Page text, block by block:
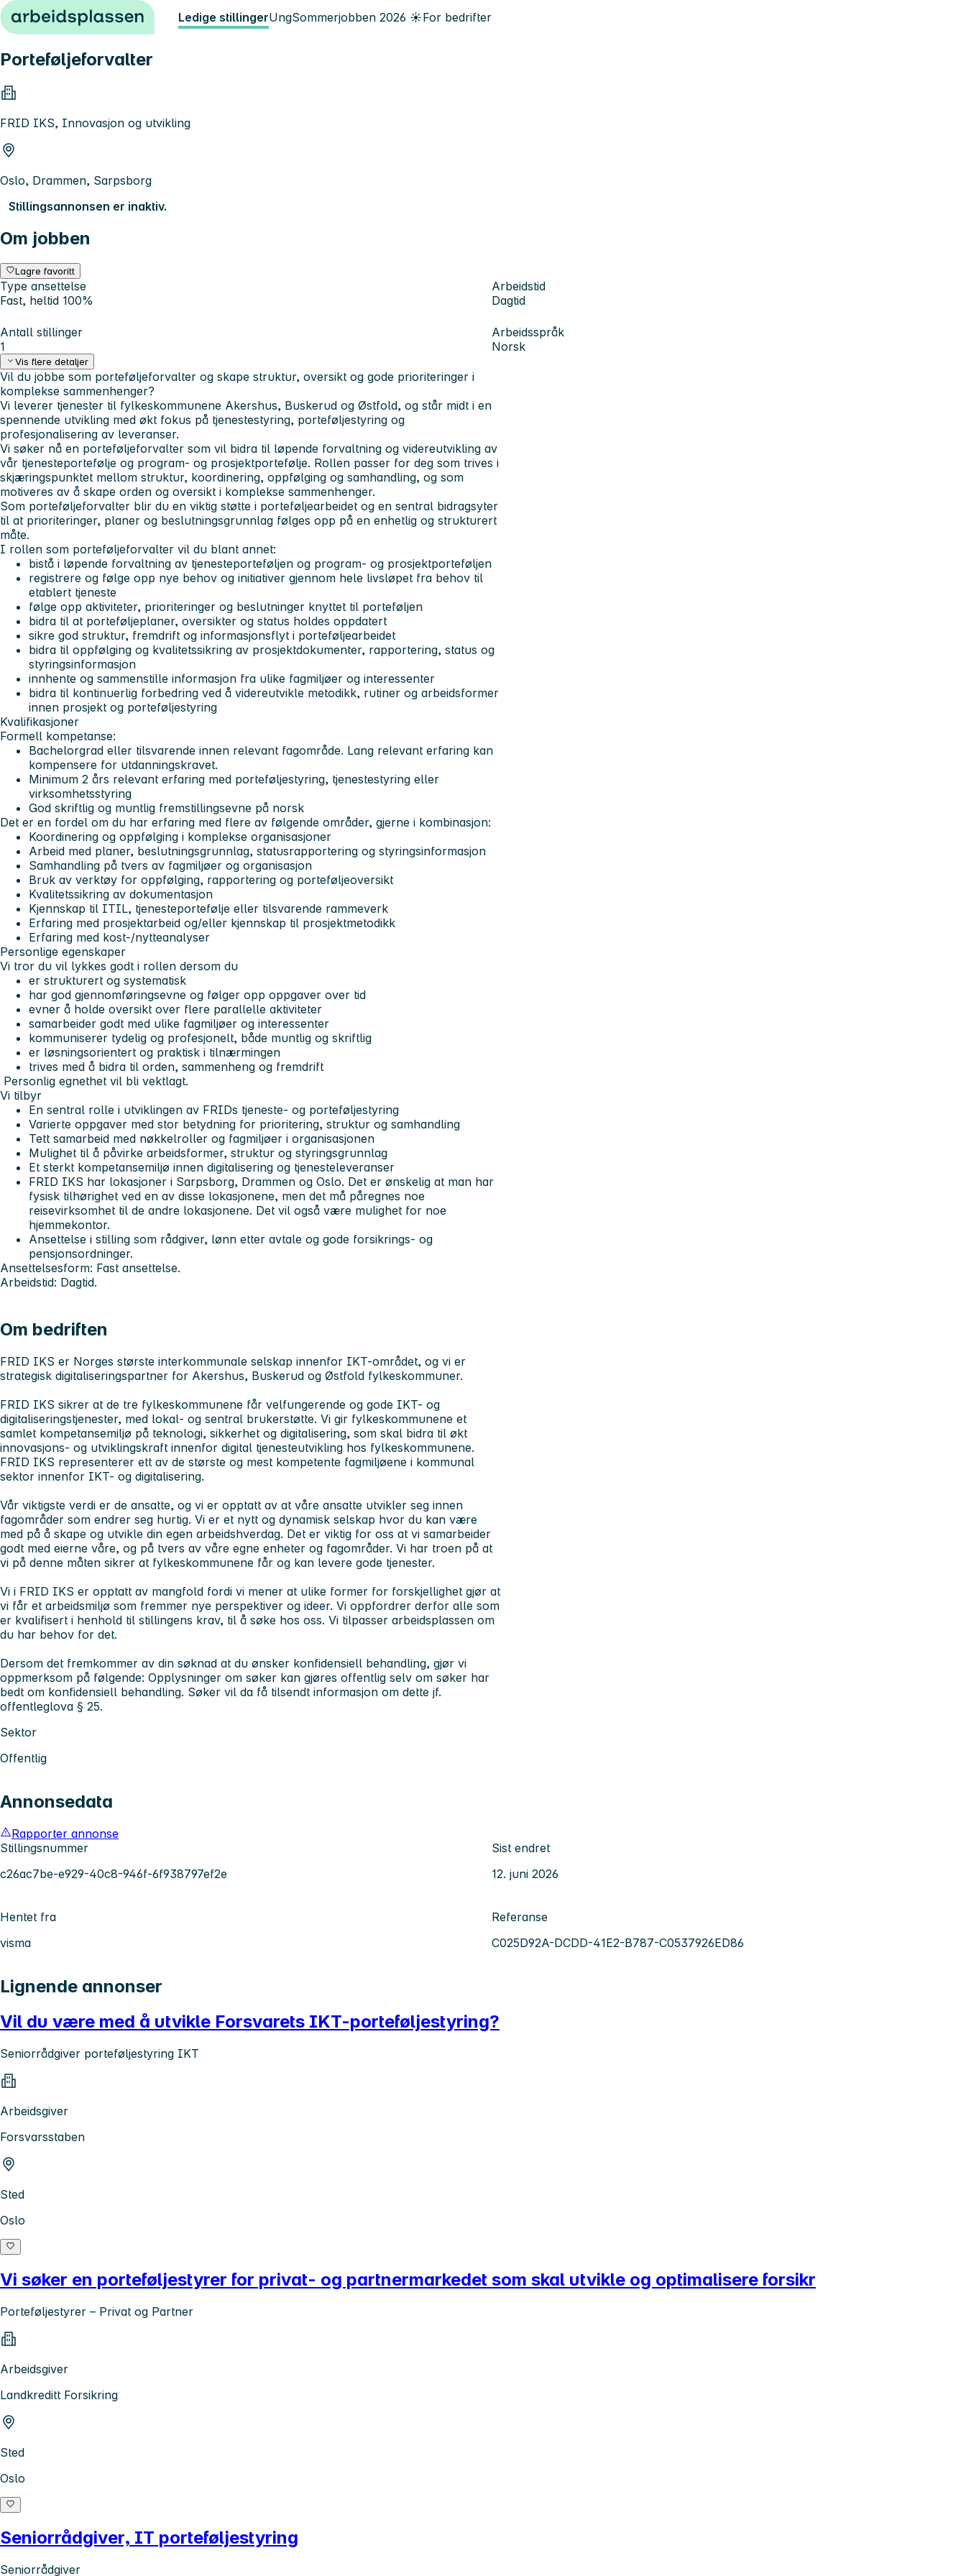
Hopp til innhold Ledige stillingerUngSommerjobben 2026 ☀️For bedrifter
Porteføljeforvalter
FRID IKS, Innovasjon og utvikling
Oslo, Drammen, Sarpsborg
Stillingsannonsen er inaktiv.
Om jobben
Lagre favoritt
Type ansettelse
Fast, heltid 100%
Arbeidstid
Dagtid
Antall stillinger
1
Arbeidsspråk
Norsk
Vis flere detaljer
Vil du jobbe som porteføljeforvalter og skape struktur, oversikt og gode prioriteringer i
komplekse sammenhenger?
Vi leverer tjenester til fylkeskommunene Akershus, Buskerud og Østfold, og står midt i en
spennende utvikling med økt fokus på tjenestestyring, porteføljestyring og
profesjonalisering av leveranser.
Vi søker nå en porteføljeforvalter som vil bidra til løpende forvaltning og videreutvikling av
vår tjenesteportefølje og program- og prosjektportefølje. Rollen passer for deg som trives i
skjæringspunktet mellom struktur, koordinering, oppfølging og samhandling, og som
motiveres av å skape orden og oversikt i komplekse sammenhenger.
Som porteføljeforvalter blir du en viktig støtte i porteføljearbeidet og en sentral bidragsyter
til at prioriteringer, planer og beslutningsgrunnlag følges opp på en enhetlig og strukturert
måte.
I rollen som porteføljeforvalter vil du blant annet:
bistå i løpende forvaltning av tjenesteporteføljen og program- og prosjektporteføljen
registrere og følge opp nye behov og initiativer gjennom hele livsløpet fra behov til
etablert tjeneste
følge opp aktiviteter, prioriteringer og beslutninger knyttet til porteføljen
bidra til at porteføljeplaner, oversikter og status holdes oppdatert
sikre god struktur, fremdrift og informasjonsflyt i porteføljearbeidet
bidra til oppfølging og kvalitetssikring av prosjektdokumenter, rapportering, status og
styringsinformasjon
innhente og sammenstille informasjon fra ulike fagmiljøer og interessenter
bidra til kontinuerlig forbedring ved å videreutvikle metodikk, rutiner og arbeidsformer
innen prosjekt og porteføljestyring
Kvalifikasjoner
Formell kompetanse:
Bachelorgrad eller tilsvarende innen relevant fagområde. Lang relevant erfaring kan
kompensere for utdanningskravet.
Minimum 2 års relevant erfaring med porteføljestyring, tjenestestyring eller
virksomhetsstyring
God skriftlig og muntlig fremstillingsevne på norsk
Det er en fordel om du har erfaring med flere av følgende områder, gjerne i kombinasjon:
Koordinering og oppfølging i komplekse organisasjoner
Arbeid med planer, beslutningsgrunnlag, statusrapportering og styringsinformasjon
Samhandling på tvers av fagmiljøer og organisasjon
Bruk av verktøy for oppfølging, rapportering og porteføljeoversikt
Kvalitetssikring av dokumentasjon
Kjennskap til ITIL, tjenesteportefølje eller tilsvarende rammeverk
Erfaring med prosjektarbeid og/eller kjennskap til prosjektmetodikk
Erfaring med kost-/nytteanalyser
Personlige egenskaper
Vi tror du vil lykkes godt i rollen dersom du
er strukturert og systematisk
har god gjennomføringsevne og følger opp oppgaver over tid
evner å holde oversikt over flere parallelle aktiviteter
samarbeider godt med ulike fagmiljøer og interessenter
kommuniserer tydelig og profesjonelt, både muntlig og skriftlig
er løsningsorientert og praktisk i tilnærmingen
trives med å bidra til orden, sammenheng og fremdrift
Personlig egnethet vil bli vektlagt.
Vi tilbyr
En sentral rolle i utviklingen av FRIDs tjeneste- og porteføljestyring
Varierte oppgaver med stor betydning for prioritering, struktur og samhandling
Tett samarbeid med nøkkelroller og fagmiljøer i organisasjonen
Mulighet til å påvirke arbeidsformer, struktur og styringsgrunnlag
Et sterkt kompetansemiljø innen digitalisering og tjenesteleveranser
FRID IKS har lokasjoner i Sarpsborg, Drammen og Oslo. Det er ønskelig at man har
fysisk tilhørighet ved en av disse lokasjonene, men det må påregnes noe
reisevirksomhet til de andre lokasjonene. Det vil også være mulighet for noe
hjemmekontor.
Ansettelse i stilling som rådgiver, lønn etter avtale og gode forsikrings- og
pensjonsordninger.
Ansettelsesform: Fast ansettelse.
Arbeidstid: Dagtid.
Om bedriften
FRID IKS er Norges største interkommunale selskap innenfor IKT-området, og vi er
strategisk digitaliseringspartner for Akershus, Buskerud og Østfold fylkeskommuner.
FRID IKS sikrer at de tre fylkeskommunene får velfungerende og gode IKT- og
digitaliseringstjenester, med lokal- og sentral brukerstøtte. Vi gir fylkeskommunene et
samlet kompetansemiljø på teknologi, sikkerhet og digitalisering, som skal bidra til økt
innovasjons- og utviklingskraft innenfor digital tjenesteutvikling hos fylkeskommunene.
FRID IKS representerer ett av de største og mest kompetente fagmiljøene i kommunal
sektor innenfor IKT- og digitalisering.
Vår viktigste verdi er de ansatte, og vi er opptatt av at våre ansatte utvikler seg innen
fagområder som endrer seg hurtig. Vi er et nytt og dynamisk selskap hvor du kan være
med på å skape og utvikle din egen arbeidshverdag. Det er viktig for oss at vi samarbeider
godt med eierne våre, og på tvers av våre egne enheter og fagområder. Vi har troen på at
vi på denne måten sikrer at fylkeskommunene får og kan levere gode tjenester.
Vi i FRID IKS er opptatt av mangfold fordi vi mener at ulike former for forskjellighet gjør at
vi får et arbeidsmiljø som fremmer nye perspektiver og ideer. Vi oppfordrer derfor alle som
er kvalifisert i henhold til stillingens krav, til å søke hos oss. Vi tilpasser arbeidsplassen om
du har behov for det.
Dersom det fremkommer av din søknad at du ønsker konfidensiell behandling, gjør vi
oppmerksom på følgende: Opplysninger om søker kan gjøres offentlig selv om søker har
bedt om konfidensiell behandling. Søker vil da få tilsendt informasjon om dette jf.
offentleglova § 25.
Sektor
Offentlig
Annonsedata
Rapporter annonse
Stillingsnummer
c26ac7be-e929-40c8-946f-6f938797ef2e
Sist endret
12. juni 2026
Hentet fra
visma
Referanse
C025D92A-DCDD-41E2-B787-C0537926ED86
Lignende annonser
Vil du være med å utvikle Forsvarets IKT-porteføljestyring?
Seniorrådgiver porteføljestyring IKT
Arbeidsgiver
Forsvarsstaben
Sted
Oslo
Vi søker en porteføljestyrer for privat- og partnermarkedet som skal utvikle og optimalisere forsikr
Porteføljestyrer – Privat og Partner
Arbeidsgiver
Landkreditt Forsikring
Sted
Oslo
Seniorrådgiver, IT porteføljestyring
Seniorrådgiver